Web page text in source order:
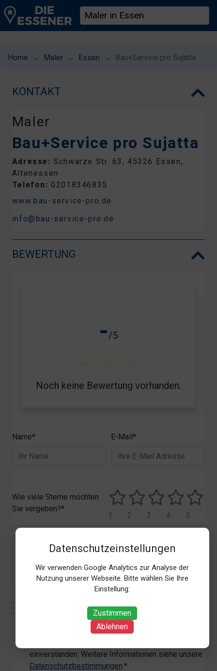
Datenschutzeinstellungen
Wir verwenden Google Analytics zur Analyse der
Nutzung unserer Webseite. Bitte wählen Sie Ihre
Einstellung:
Zustimmen
Ablehnen
Home Maler Essen Bau+Service pro Sujatta
KONTAKT
Maler
Bau+Service pro Sujatta
Adresse: Schwarze Str. 63, 45326 Essen,
Altenessen
Telefon: 02018346835
www.bau-service-pro.de
info@bau-service-pro.de
BEWERTUNG
-/5
Noch keine Bewertung vorhanden.
Name* E-Mail*
Wie viele Sterne möchten
Sie vergeben?*
5
4
3
2
1
Mit der Erhebung, Verarbeitung und Nutzung meiner
personenbezogenen Daten (Angaben, Datum und
Uhrzeit der Bewertungsabgabe, Referrer-URL) zum
einverstanden. Weitere Informationen siehe unsere
Datenschutzbestimmungen.*